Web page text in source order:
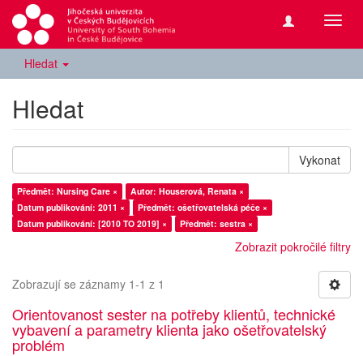
Hledat
Hledat
Vykonat
Předmět: Nursing Care ×
Autor: Houserová, Renata ×
Datum publikování: 2011 ×
Předmět: ošetřovatelská péče ×
Datum publikování: [2010 TO 2019] ×
Předmět: sestra ×
Zobrazit pokročilé filtry
Zobrazují se záznamy 1-1 z 1
Orientovanost sester na potřeby klientů, technické
vybavení a parametry klienta jako ošetřovatelský
problém